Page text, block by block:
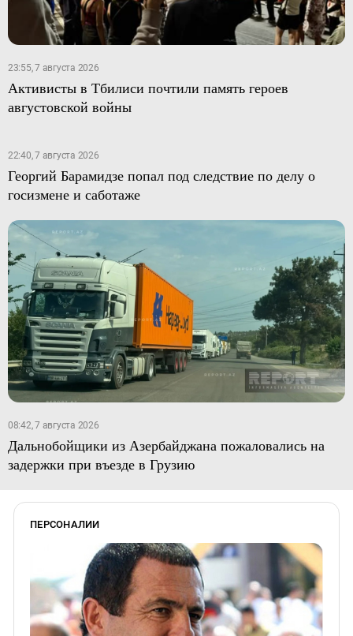
23:55, 7 августа 2026
Активисты в Тбилиси почтили память героев
августовской войны
22:40, 7 августа 2026
Георгий Барамидзе попал под следствие по делу о
госизмене и саботаже
08:42, 7 августа 2026
Дальнобойщики из Азербайджана пожаловались на
задержки при въезде в Грузию
ПЕРСОНАЛИИ